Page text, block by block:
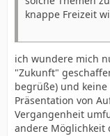
knappe Freizeit
ich wundere mich
"Zukunft"
begrüße) und
Präsentation von
Vergangenheit
andere Möglichkeit